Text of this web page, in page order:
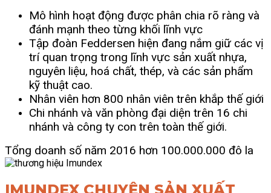
Mô hình hoạt động được phân chia rõ ràng và
đánh mạnh theo từng khối lĩnh vực
Tập đoàn Feddersen hiện đang nắm giữ các vị
trí quan trọng trong lĩnh vực sản xuất nhựa,
nguyên liệu, hoá chất, thép, và các sản phẩm
kỹ thuật cao.
Nhân viên hơn 800 nhân viên trên khắp thế giới
Chi nhánh và văn phòng đại diện trên 16 chi
nhánh và công ty con trên toàn thế giới.
Tổng doanh số năm 2016 hơn 100.000.000 đô la